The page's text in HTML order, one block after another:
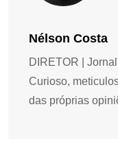
Nélson Costa
DIRETOR |
Curioso,
das próprias